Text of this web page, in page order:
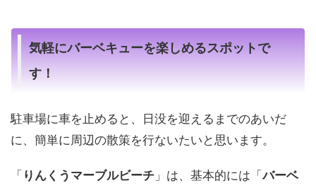
気軽にバーベキューを楽しめるスポットで
す！
駐車場に車を止めると、日没を迎えるまでのあいだ
に、簡単に周辺の散策を行ないたいと思います。
「 りんくうマーブルビーチ 」は、基本的には「バーベ